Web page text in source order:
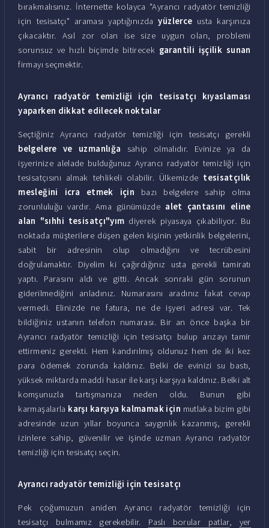
bırakmalısınız. İnternette kolayca "Ayrancı radyatör temizliği
için tesisatçı" araması yaptığınızdayüzlerce usta karşınıza
çıkacaktır. Asıl zor olan ise size uygun olan, problemi
sorunsuz ve hızlı biçimde bitirecek garantili işçilik sunan
firmayı seçmektir.
Ayrancı radyatör temizliği için tesisatçı kıyaslaması
yaparken dikkat edilecek noktalar
Seçtiğiniz Ayrancı radyatör temizliği için tesisatçı gerekli
belgelere ve uzmanlığa sahip olmalıdır. Evinize ya da
işyerinize alelade bulduğunuz Ayrancı radyatör temizliği için
tesisatçısını almak tehlikeli olabilir. Ülkemizde tesisatçılık
mesleğini icra etmek için bazı belgelere sahip olma
zorunluluğu vardır. Ama günümüzde alet çantasını eline
alan "sıhhi tesisatçı"yım diyerek piyasaya çıkabiliyor. Bu
noktada müşterilere düşen gelen kişinin yetkinlik belgelerini,
sabit bir adresinin olup olmadığını ve tecrübesini
doğrulamaktır. Diyelim ki çağırdığınız usta gerekli tamiratı
yaptı. Parasını aldı ve gitti. Ancak sonraki gün sorunun
giderilmediğini anladınız. Numarasını aradınız fakat cevap
vermedi. Elinizde ne fatura, ne de işyeri adresi var. Tek
bildiğiniz ustanın telefon numarası. Bir an önce başka bir
Ayrancı radyatör temizliği için tesisatçı bulup arızayı tamir
ettirmeniz gerekti. Hem kandırılmış oldunuz hem de iki kez
para ödemek zorunda kaldınız. Belki de evinizi su bastı,
yüksek miktarda maddi hasar ile karşı karşıya kaldınız. Belki alt
komşunuzla tartışmanıza neden oldu. Bunun gibi
karmaşalarla karşı karşıya kalmamak için mutlaka bizim gibi
adresinde uzun yıllar boyunca saygınlık kazanmış, gerekli
izinlere sahip, güvenilir ve işinde uzman Ayrancı radyatör
temizliği için tesisatçı seçin.
Ayrancı radyatör temizliği için tesisatçı
Pek çoğumuzun aniden Ayrancı radyatör temizliği için
tesisatçı bulmamız gerekebilir. Paslı borular patlar, yer